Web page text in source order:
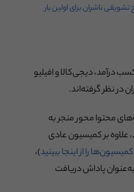
تشویقی ناشران برای اولین بار
درآمد، دیجی‌کالا و افیلیو
در نظر گرفته‌اند.
محتوا محور منجر به
بر کمیسیون عادی
را از اینجا ببینید)،
به‌عنوان پاداش دریافت